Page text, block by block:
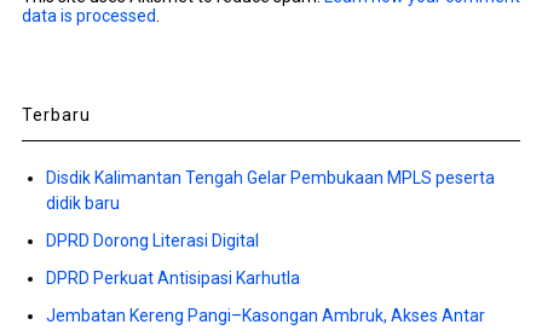
data is processed
Terbaru
Disdik Kalimantan Tengah Gelar Pembukaan MPLS peserta
didik baru
DPRD Dorong Literasi Digital
DPRD Perkuat Antisipasi Karhutla
Jembatan Kereng Pangi–Kasongan Ambruk, Akses Antar